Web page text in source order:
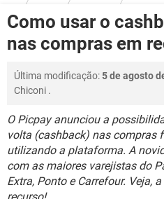
OUTLOOK
INSTAGRAM
JOGOS
CELULAR
INSTAGRAM
DOWNLOADS
JOGOS
OUTLOOK
INSTAGRAM
GUIA DE COMPRAS
FÓRUM
JOGOS
OUTLOOK
INSTAGRAM
GUIA DE COMPRAS
GLOSSÁRIO
JOGOS
CELULAR
OUTLOOK
INSTAGRAM
Como usar o
nas compras em
Última modificação:5 de agosto
Chiconi .
O Picpay anunciou a
volta (cashback) nas compras
utilizando a plataforma. A
com as maiores varejistas do
Extra, Ponto e Carrefour. Veja,